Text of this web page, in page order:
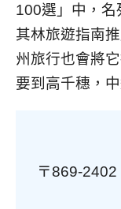
100選」中，名
其林旅遊指南
州旅行也會將
要到高千穗，
〒869-